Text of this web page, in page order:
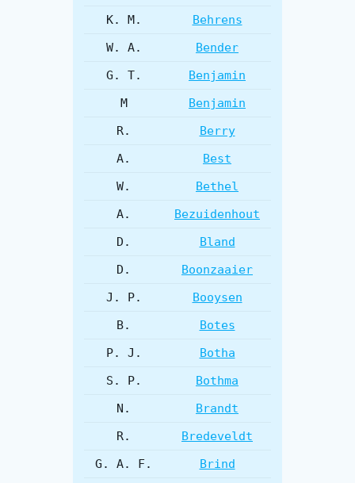
K. M.
Behrens
W. A.
Bender
G. T.
Benjamin
M
Benjamin
R.
Berry
A.
Best
W.
Bethel
A.
Bezuidenhout
D.
Bland
D.
Boonzaaier
J. P.
Booysen
B.
Botes
P. J.
Botha
S. P.
Bothma
N.
Brandt
R.
Bredeveldt
G. A. F.
Brind